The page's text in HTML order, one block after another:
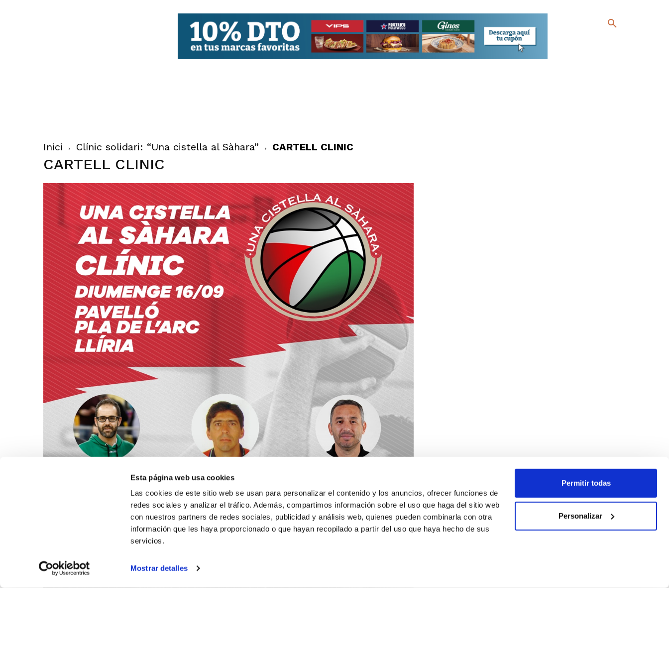
Esta página web usa cookies
Las cookies de este sitio web se usan para personalizar el contenido y los anuncios, ofrecer funciones de
redes sociales y analizar el tráfico. Además, compartimos información sobre el uso que haga del sitio web
con nuestros partners de redes sociales, publicidad y análisis web, quienes pueden combinarla con otra
información que les haya proporcionado o que hayan recopilado a partir del uso que haya hecho de sus
servicios.
Mostrar detalles
Permitir todas
Personalizar
Inici Clínic solidari: “Una cistella al Sàhara” CARTELL CLINIC
CARTELL CLINIC